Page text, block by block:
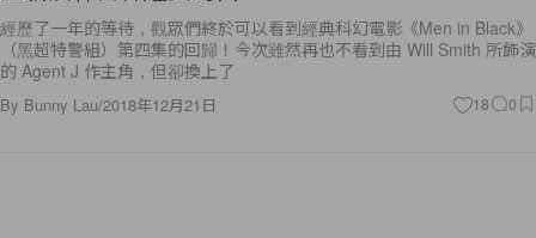
經歷了一年的等待，觀眾們終於可以看到經典科幻電影《Men in Black》
（黑超特警組）第四集的回歸！今次雖然再也不看到由 Will Smith 所飾演
的 Agent J 作主角，但卻換上了
By Bunny Lau/2018年12月21日 18 0